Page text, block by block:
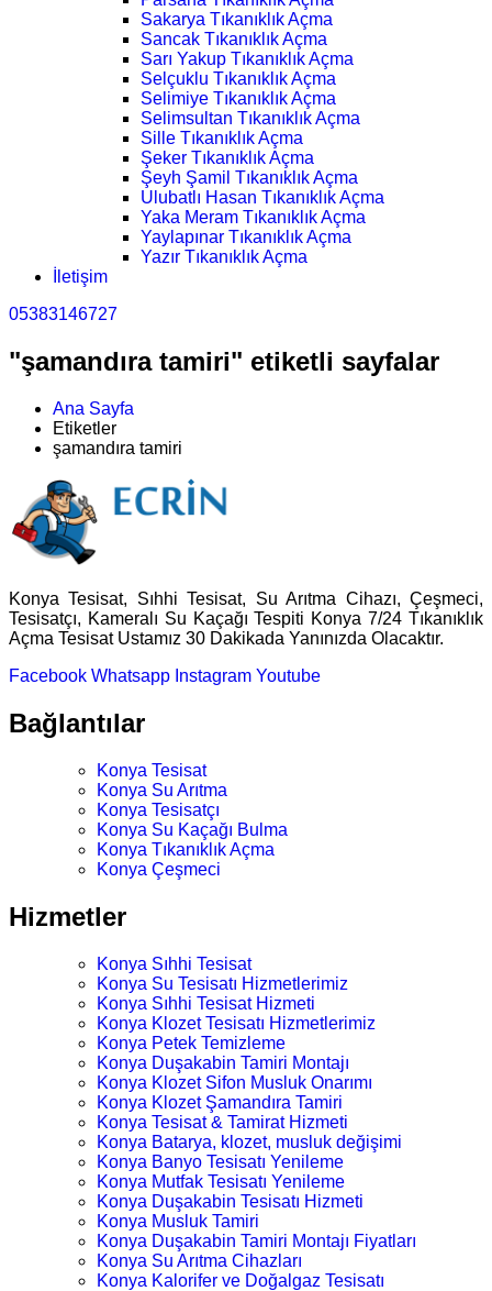
Sakarya Tıkanıklık Açma
Sancak Tıkanıklık Açma
Sarı Yakup Tıkanıklık Açma
Selçuklu Tıkanıklık Açma
Selimiye Tıkanıklık Açma
Selimsultan Tıkanıklık Açma
Sille Tıkanıklık Açma
Şeker Tıkanıklık Açma
Şeyh Şamil Tıkanıklık Açma
Ulubatlı Hasan Tıkanıklık Açma
Yaka Meram Tıkanıklık Açma
Yaylapınar Tıkanıklık Açma
Yazır Tıkanıklık Açma
İletişim
05383146727
"şamandıra tamiri" etiketli sayfalar
Ana Sayfa
Etiketler
şamandıra tamiri
Konya Tesisat, Sıhhi Tesisat, Su Arıtma Cihazı, Çeşmeci,
Tesisatçı, Kameralı Su Kaçağı Tespiti Konya 7/24 Tıkanıklık
Açma Tesisat Ustamız 30 Dakikada Yanınızda Olacaktır.
Facebook Whatsapp Instagram Youtube
Bağlantılar
Konya Tesisat
Konya Su Arıtma
Konya Tesisatçı
Konya Su Kaçağı Bulma
Konya Tıkanıklık Açma
Konya Çeşmeci
Hizmetler
Konya Sıhhi Tesisat
Konya Su Tesisatı Hizmetlerimiz
Konya Sıhhi Tesisat Hizmeti
Konya Klozet Tesisatı Hizmetlerimiz
Konya Petek Temizleme
Konya Duşakabin Tamiri Montajı
Konya Klozet Sifon Musluk Onarımı
Konya Klozet Şamandıra Tamiri
Konya Tesisat & Tamirat Hizmeti
Konya Batarya, klozet, musluk değişimi
Konya Banyo Tesisatı Yenileme
Konya Mutfak Tesisatı Yenileme
Konya Duşakabin Tesisatı Hizmeti
Konya Musluk Tamiri
Konya Duşakabin Tamiri Montajı Fiyatları
Konya Su Arıtma Cihazları
Konya Kalorifer ve Doğalgaz Tesisatı